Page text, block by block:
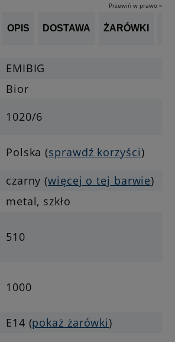
Przewiń w prawo »
OPIS DOSTAWA ŻARÓWKI
EMIBIG
Bior
1020/6
Polska (sprawdź korzyści)
czarny (więcej o tej barwie)
metal, szkło
510
1000
E14 (pokaż żarówki)